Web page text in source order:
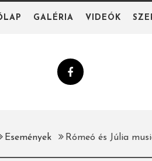
GALÉRIA VIDEÓK
Események Rómeó és Júlia